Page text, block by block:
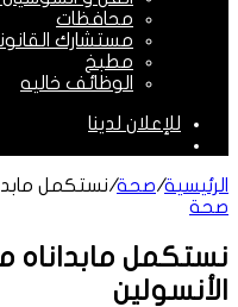
محافظات
مستشارك
مطبخ
الوظائف خاليه
للإعلان لدينا
الرئيسية/صحة/نستكمل
صحة
نستكمل
الأنسولين